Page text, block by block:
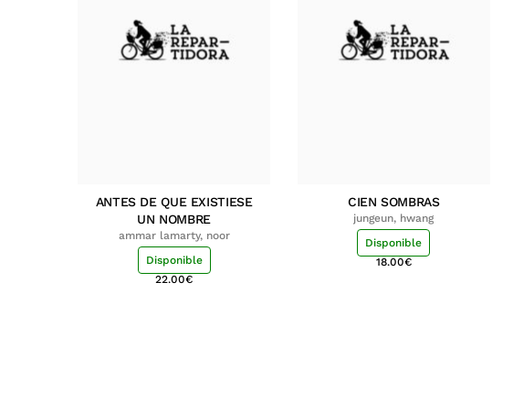
ANTES DE QUE EXISTIESE
UN NOMBRE
ammar lamarty, noor
Disponible
22.00€
CIEN SOMBRAS
jungeun, hwang
Disponible
18.00€